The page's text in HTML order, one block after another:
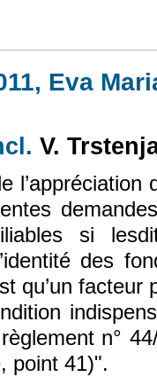
Eva
est externe)
(le lien est
V.
l’appréciation
si
des
qu’un facteur
n°
point 41)".